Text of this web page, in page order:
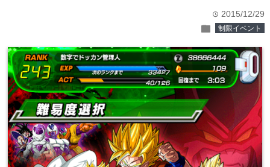
time 2015/12/29
folder 制限イベント